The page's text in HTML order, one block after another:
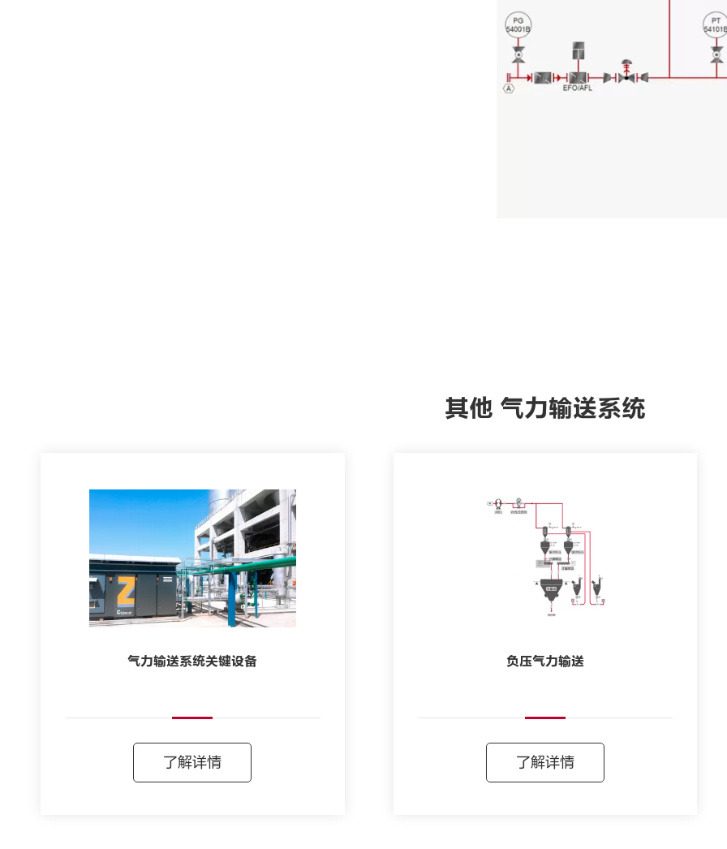
其他 气力输送系统
气力输送系统关键设备
了解详情
负压气力输送
了解详情